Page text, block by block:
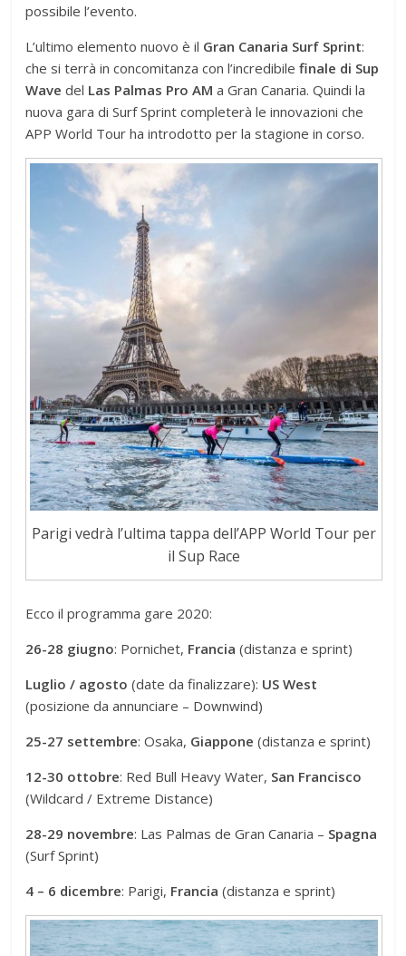
possibile l’evento.
L’ultimo elemento nuovo è il Gran Canaria Surf Sprint:
che si terrà in concomitanza con l’incredibilefinale di Sup
Wave del Las Palmas Pro AM a Gran Canaria. Quindi la
nuova gara di Surf Sprint completerà le innovazioni che
APP World Tour ha introdotto per la stagione in corso.
Parigi vedrà l’ultima tappa dell’APP World Tour per
il Sup Race
Ecco il programma gare 2020:
26-28 giugno: Pornichet, Francia (distanza e sprint)
Luglio / agosto (date da finalizzare): US West
(posizione da annunciare – Downwind)
25-27 settembre: Osaka, Giappone (distanza e sprint)
12-30 ottobre: ​​Red Bull Heavy Water, San Francisco
(Wildcard / Extreme Distance)
28-29 novembre: Las Palmas de Gran Canaria – Spagna
(Surf Sprint)
4 – 6 dicembre: Parigi, Francia (distanza e sprint)